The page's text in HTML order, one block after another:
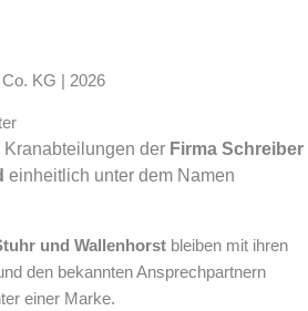
KG | 2026
Kranabteilungen der Firma Schreiber
einheitlich unter dem Namen
und Wallenhorst bleiben mit ihren
den bekannten Ansprechpartnern
einer Marke.